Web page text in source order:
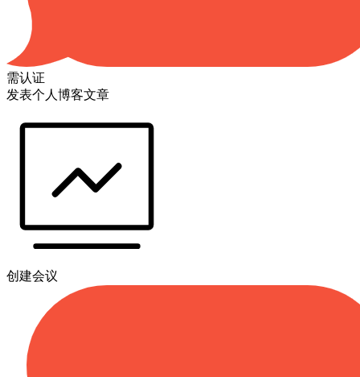
需认证
发表个人博客文章
创建会议